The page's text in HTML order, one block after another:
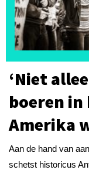
‘Niet
boeren in
Amerika
Aan de hand van
schetst historicus